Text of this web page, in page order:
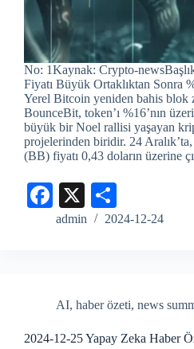
No: 1Kaynak: Crypto-
Fiyatı Büyük Ortaklıktan Sonra
Yerel Bitcoin yeniden bahis blok
BounceBit, token’ı %16’nın
büyük bir Noel rallisi yaşayan
projelerinden biridir. 24
(BB) fiyatı 0,43 doların üzerine
Fa
ce
X
ha
admin 2024-12-24
AI, haber özeti, news
2024-12-25 Yapay Zeka Haber